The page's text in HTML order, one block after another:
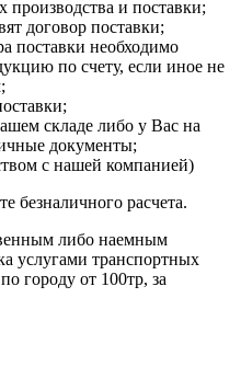
производства и поставки;
договор поставки;
поставки необходимо
по счету, если иное не
складе либо у Вас на
документы;
с нашей компанией)
безналичного расчета.
либо наемным
услугами транспортных
городу от 100тр, за